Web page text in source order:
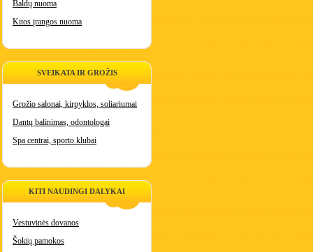
Baldų nuoma
Kitos įrangos nuoma
SVEIKATA IR GROŽIS
Grožio salonai, kirpyklos, soliariumai
Dantų balinimas, odontologai
Spa centrai, sporto klubai
KITI NAUDINGI DALYKAI
Vestuvinės dovanos
Šokių pamokos